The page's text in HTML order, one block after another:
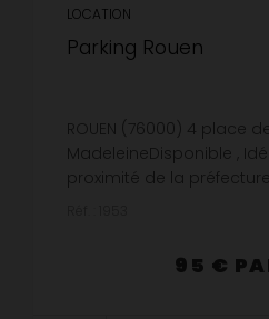
LOCATION
Parking Rouen
ROUEN (76000) 4 place
MadeleineDisponible ,
proximité de la
95 €